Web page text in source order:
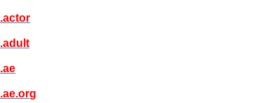
.actor
.adult
.ae
.ae.org